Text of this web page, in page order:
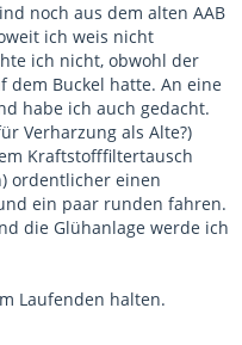
noch aus dem alten AAB
ich weis nicht
ich nicht, obwohl der
dem Buckel hatte. An eine
habe ich auch gedacht.
Verharzung als Alte?)
Kraftstofffiltertausch
ordentlicher einen
ein paar runden fahren.
die Glühanlage werde ich
Laufenden halten.